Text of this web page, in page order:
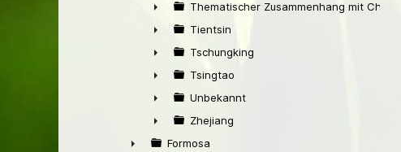
►
►
Thematischer Zusammenhang mit China
►
Tientsin
►
Tschungking
►
Tsingtao
►
Unbekannt
►
Zhejiang
Formosa